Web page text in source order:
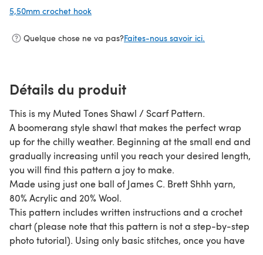
5,50mm crochet hook
Quelque chose ne va pas?Faites-nous savoir ici.
Détails du produit
This is my Muted Tones Shawl / Scarf Pattern.
A boomerang style shawl that makes the perfect wrap
up for the chilly weather. Beginning at the small end and
gradually increasing until you reach your desired length,
you will find this pattern a joy to make.
Made using just one ball of James C. Brett Shhh yarn,
80% Acrylic and 20% Wool.
This pattern includes written instructions and a crochet
chart (please note that this pattern is not a step-by-step
photo tutorial). Using only basic stitches, once you have